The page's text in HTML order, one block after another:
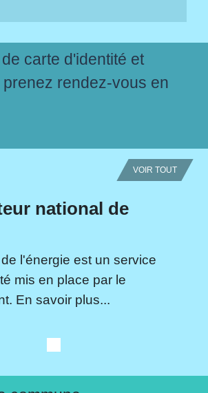
carte d'identité et
rendez-vous en
VOIR TOUT
national de
l'énergie est un service
mis en place par le
En savoir plus...